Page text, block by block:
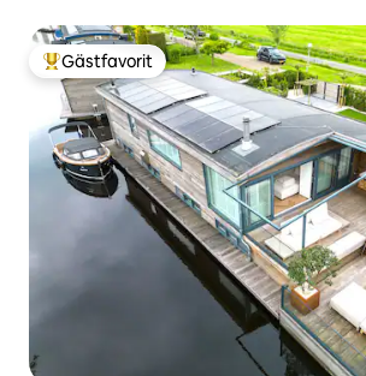
Populär gästfavorit
Gästfavorit